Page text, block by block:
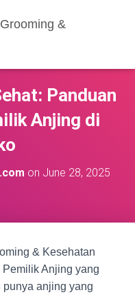
&
Panduan
Anjing di
on June 28, 2025
& Kesehatan
Anjing yang
anjing yang